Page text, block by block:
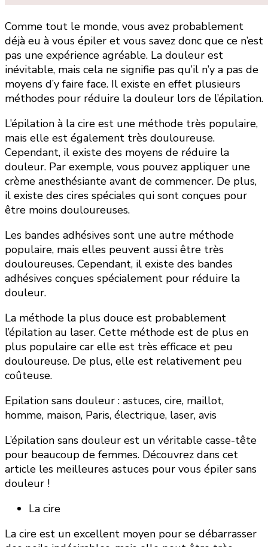
Comme tout le monde, vous avez probablement
déjà eu à vous épiler et vous savez donc que ce n’est
pas une expérience agréable. La douleur est
inévitable, mais cela ne signifie pas qu’il n’y a pas de
moyens d’y faire face. Il existe en effet plusieurs
méthodes pour réduire la douleur lors de l’épilation.
L’épilation à la cire est une méthode très populaire,
mais elle est également très douloureuse.
Cependant, il existe des moyens de réduire la
douleur. Par exemple, vous pouvez appliquer une
crème anesthésiante avant de commencer. De plus,
il existe des cires spéciales qui sont conçues pour
être moins douloureuses.
Les bandes adhésives sont une autre méthode
populaire, mais elles peuvent aussi être très
douloureuses. Cependant, il existe des bandes
adhésives conçues spécialement pour réduire la
douleur.
La méthode la plus douce est probablement
l’épilation au laser. Cette méthode est de plus en
plus populaire car elle est très efficace et peu
douloureuse. De plus, elle est relativement peu
coûteuse.
Epilation sans douleur : astuces, cire, maillot,
homme, maison, Paris, électrique, laser, avis
L’épilation sans douleur est un véritable casse-tête
pour beaucoup de femmes. Découvrez dans cet
article les meilleures astuces pour vous épiler sans
douleur !
La cire
La cire est un excellent moyen pour se débarrasser